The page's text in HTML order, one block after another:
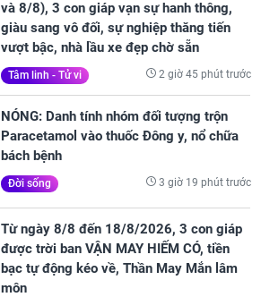
và 8/8), 3 con giáp vạn sự hanh thông,
giàu sang vô đối, sự nghiệp thăng tiến
vượt bậc, nhà lầu xe đẹp chờ sẵn
Tâm linh - Tử vi 2 giờ 45 phút trước
NÓNG: Danh tính nhóm đối tượng trộn
Paracetamol vào thuốc Đông y, nổ chữa
bách bệnh
Đời sống 3 giờ 19 phút trước
Từ ngày 8/8 đến 18/8/2026, 3 con giáp
được trời ban VẬN MAY HIẾM CÓ, tiền
bạc tự động kéo về, Thần May Mắn lâm
môn